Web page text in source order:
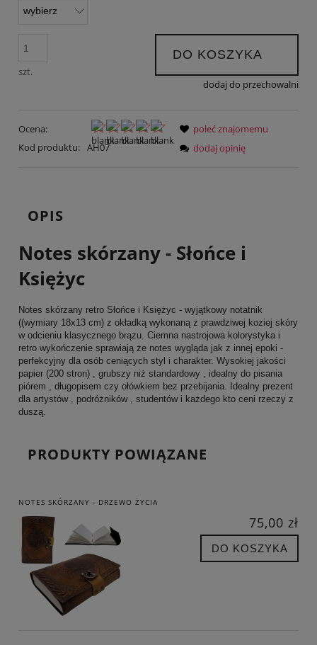
szt.
DO KOSZYKA
dodaj do przechowalni
Ocena:
Kod produktu: AH07
poleć znajomemu
dodaj opinię
OPIS
Notes skórzany - Słońce i
Księżyc
Notes skórzany retro Słońce i Księżyc - wyjątkowy notatnik
((wymiary 18x13 cm) z okładką wykonaną z prawdziwej koziej skóry
w odcieniu klasycznego brązu. Ciemna nastrojowa kolorystyka i
retro wykończenie sprawiają że notes wygląda jak z innej epoki -
perfekcyjny dla osób ceniących styl i charakter. Wysokiej jakości
papier (200 stron) , grubszy niż standardowy , idealny do pisania
piórem , długopisem czy ołówkiem bez przebijania. Idealny prezent
dla artystów , podróżników , studentów i każdego kto ceni rzeczy z
duszą.
PRODUKTY POWIĄZANE
NOTES SKÓRZANY - DRZEWO ŻYCIA
75,00 zł
DO KOSZYKA